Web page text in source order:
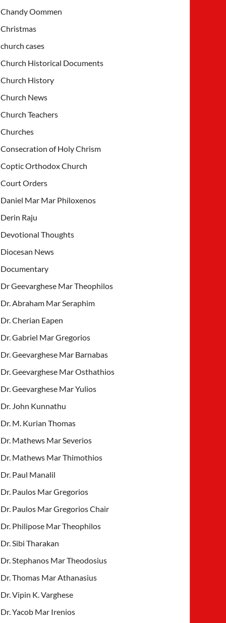
Chandy Oommen
Christmas
church cases
Church Historical Documents
Church History
Church News
Church Teachers
Churches
Consecration of Holy Chrism
Coptic Orthodox Church
Court Orders
Daniel Mar Mar Philoxenos
Derin Raju
Devotional Thoughts
Diocesan News
Documentary
Dr Geevarghese Mar Theophilos
Dr. Abraham Mar Seraphim
Dr. Cherian Eapen
Dr. Gabriel Mar Gregorios
Dr. Geevarghese Mar Barnabas
Dr. Geevarghese Mar Osthathios
Dr. Geevarghese Mar Yulios
Dr. John Kunnathu
Dr. M. Kurian Thomas
Dr. Mathews Mar Severios
Dr. Mathews Mar Thimothios
Dr. Paul Manalil
Dr. Paulos Mar Gregorios
Dr. Paulos Mar Gregorios Chair
Dr. Philipose Mar Theophilos
Dr. Sibi Tharakan
Dr. Stephanos Mar Theodosius
Dr. Thomas Mar Athanasius
Dr. Vipin K. Varghese
Dr. Yacob Mar Irenios